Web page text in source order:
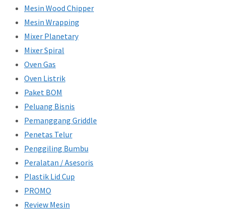
Mesin Wood Chipper
Mesin Wrapping
Mixer Planetary
Mixer Spiral
Oven Gas
Oven Listrik
Paket BOM
Peluang Bisnis
Pemanggang Griddle
Penetas Telur
Penggiling Bumbu
Peralatan / Asesoris
Plastik Lid Cup
PROMO
Review Mesin